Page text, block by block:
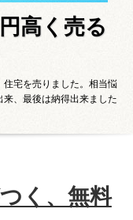
高く売る
宅を売りました。相当悩
、最後は納得出来ました
く、無料